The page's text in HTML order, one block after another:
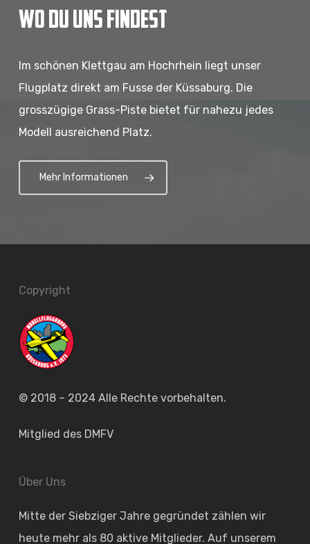
WO DU UNS FINDEST
Im schönen Klettgau am Hochrhein liegt unser
Flugplatz direkt am Fusse der Küssaburg. Die
grosszügige Grass-Piste bietet für nahezu jedes
Modell ausreichend Platz.
Mehr Informationen
Copyright
© 2018 – 2024 Alle Rechte vorbehalten.
Mitglied des DMFV
Über Uns
Mitte der Siebziger Jahre gegründet zählen wir
heute mehr als 80 aktive Mitglieder. Auf unserem